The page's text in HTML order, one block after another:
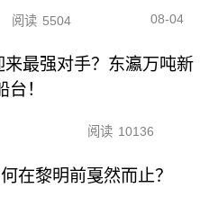
阅读 5504 08-04
来最强对手？东瀛万吨新
台！
阅读 10136
在黎明前戛然而止？